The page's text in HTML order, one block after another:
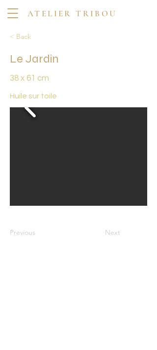
ATELIER TRIBOU
< Back
Le Jardin
38 x 61 cm
Huile sur toile
Previous Next